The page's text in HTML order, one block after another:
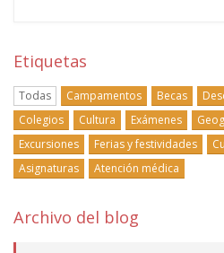
Etiquetas
Todas Campamentos Becas
Colegios
Cultura Exámenes
Excursiones
Ferias y festividades
Asignaturas
Atención médica
Archivo del blog